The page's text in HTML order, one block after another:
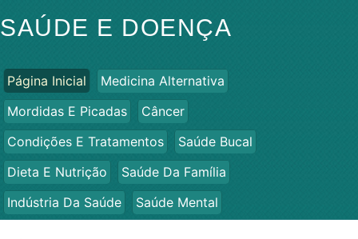
SAÚDE E DOENÇA
Página Inicial
Medicina Alternativa
Mordidas E Picadas
Câncer
Condições E Tratamentos
Saúde Bucal
Dieta E Nutrição
Saúde Da Família
Indústria Da Saúde
Saúde Mental